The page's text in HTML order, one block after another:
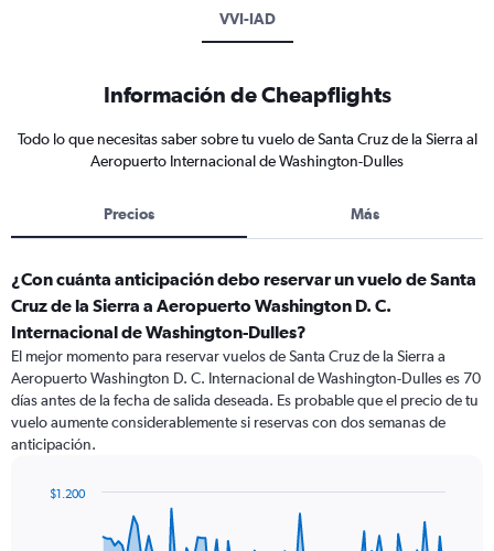
VVI-IAD
Información de Cheapflights
Todo lo que necesitas saber sobre tu vuelo de Santa Cruz de la Sierra al
Aeropuerto Internacional de Washington-Dulles
Precios Más
¿Con cuánta anticipación debo reservar un vuelo de Santa
Cruz de la Sierra a Aeropuerto Washington D. C.
Internacional de Washington-Dulles?
El mejor momento para reservar vuelos de Santa Cruz de la Sierra a
Aeropuerto Washington D. C. Internacional de Washington-Dulles es 70
días antes de la fecha de salida deseada. Es probable que el precio de tu
vuelo aumente considerablemente si reservas con dos semanas de
anticipación.
$1.200